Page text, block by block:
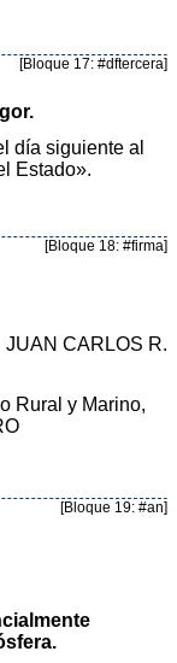
[Bloque 17: #dftercera]
día siguiente al
Estado».
[Bloque 18: #firma]
JUAN CARLOS R.
Rural y Marino,
[Bloque 19: #an]